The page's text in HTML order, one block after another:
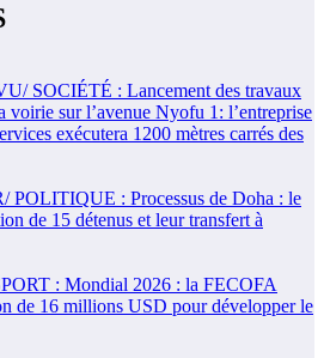
SOCIÉTÉ : Lancement des travaux
voirie sur l’avenue Nyofu 1: l’entreprise
exécutera 1200 mètres carrés des
POLITIQUE : Processus de Doha : le
de 15 détenus et leur transfert à
: Mondial 2026 : la FECOFA
de 16 millions USD pour développer le